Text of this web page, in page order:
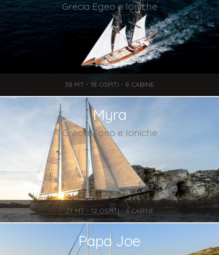
Grecia Egeo e Ioniche
38 MT - 18 OSPITI - 8 CABINE
Myra
Grecia Egeo e Ioniche
27 MT - 12 OSPITI - 6 CABINE
Papa Joe